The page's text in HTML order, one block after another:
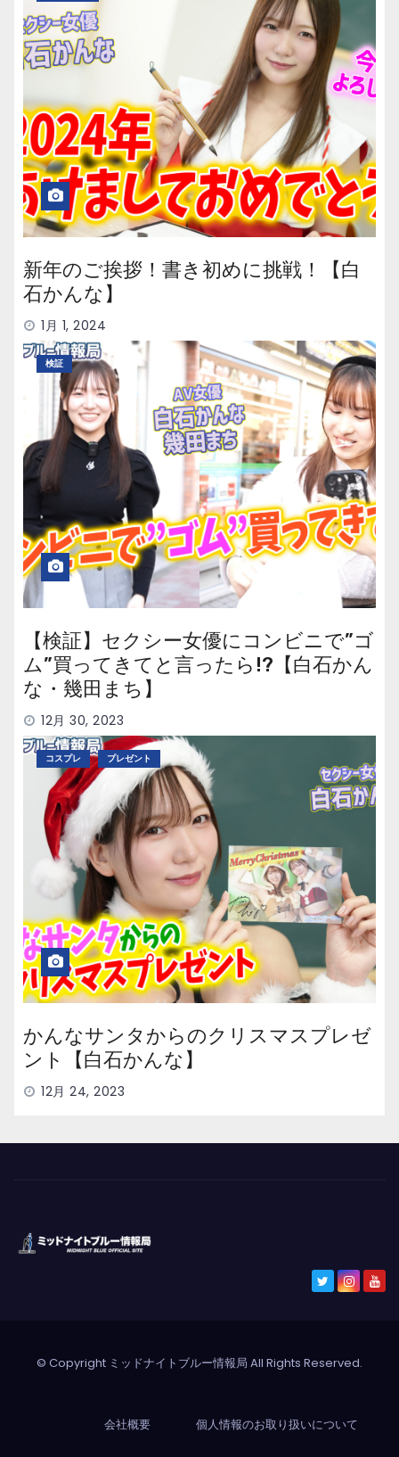
新年のご挨拶！書き初めに挑戦！【白
石かんな】
1月 1, 2024
検証
【検証】セクシー女優にコンビニで”ゴ
ム”買ってきてと言ったら!?【白石かん
な・幾田まち】
12月 30, 2023
コスプレ プレゼント
かんなサンタからのクリスマスプレゼ
ント【白石かんな】
12月 24, 2023
© Copyright ミッドナイトブルー情報局 All Rights Reserved.
会社概要 個人情報のお取り扱いについて